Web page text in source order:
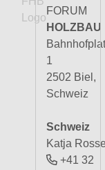
FORUM
HOLZBAU
1
2502 Biel,
Schweiz
Schweiz
Katja
+41 32